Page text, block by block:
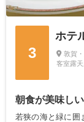
3
ホテ
敦賀
客室露
朝食が美味し
若狭の海と緑に囲